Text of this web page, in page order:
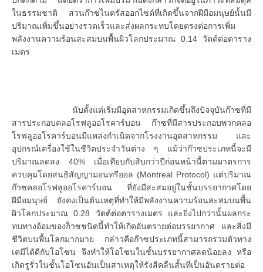
ในธรรมชาติ ส่วนก๊าซไนตรัสออกไซด์ที่เกิดขึ้นจากฝีมือมนุษย์นั้นมี
ปริมาณเพิ่มขึ้นอย่างรวดเร็วและส่งผลกระทบโดยตรงต่อการเพิ่ม
พลังงานความร้อนสะสมบนพื้นผิวโลกประมาณ 0.14 วัตต์ต่อตาราง
เมตร
นับตั้งแต่เริ่มมีอุตสาหกรรมเกิดขึ้นถึงปัจจุบันก๊าซที่มี
สารประกอบคลอโรฟลูออโรคาร์บอน ก๊าซที่มีสารประกอบพวกคลอ
โรฟลูออโรคาร์บอนมีแหล่งกำเนิดจากโรงงานอุตสาหกรรม และ
อุปกรณ์เครื่องใช้ในชีวิตประจำวันต่าง ๆ แม้ว่าก๊าซประเภทนี้จะมี
ปริมาณลดลง 40% เมื่อเทียบกับสิบกว่าปีก่อนหน้านี้ตามมาตรการ
ควบคุมโดยสนธิสัญญามอนทรีออล (Montreal Protocol) แต่ปริมาณ
ก๊าซคลอโรฟลูออโรคาร์บอน ที่ยังมีสะสมอยู่ในชั้นบรรยากาศโดย
ฝีมือมนุษย์ ยังคงเป็นต้นเหตุที่ทำให้มีพลังงานความร้อนสะสมบนพื้น
ผิวโลกประมาณ 0.28 วัตต์ต่อตารางเมตร และยิ่งไปกว่านั้นผลกระ
ทบทางอ้อมของก็าซชนิดนี้ทำให้เกิดอันตรายต่อบรรยากาศ และสิ่งมี
ชีวิตบนพื้นโลกมากมาย กล่าวคือก๊าซประเภทนี้สามารถรวมตัวทาง
เคมีได้ดีกับโอโซน จึงทำให้โอโซนในชั้นบรรยากาศลดน้อยลง หรือ
เกิดรูรั่วในชั้นโอโซนอันเป็นสาเหตุให้รังสีคลื่นสั้นที่เป็นอันตรายต่อ